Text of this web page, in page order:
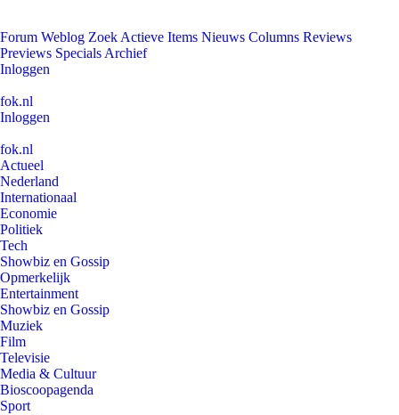
Forum Weblog Zoek Actieve Items Nieuws Columns Reviews
Previews Specials Archief
Inloggen
fok.nl
Inloggen
fok.nl
Actueel
Nederland
Internationaal
Economie
Politiek
Tech
Showbiz en Gossip
Opmerkelijk
Entertainment
Showbiz en Gossip
Muziek
Film
Televisie
Media & Cultuur
Bioscoopagenda
Sport